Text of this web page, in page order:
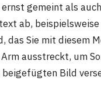
gemeint als
ab,
Sie mit diesem
ausstreckt, um
Bild